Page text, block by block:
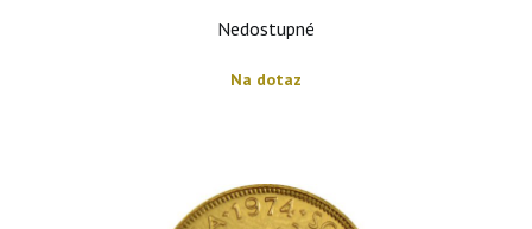
Nedostupné
Na dotaz